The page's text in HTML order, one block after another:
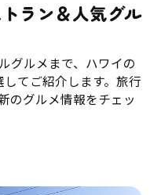
ラン＆人気グル
グルメまで、ハワイの
してご紹介します。旅行
のグルメ情報をチェッ